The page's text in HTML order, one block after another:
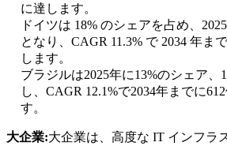
に達します。
ドイツは 18% のシェアを占め、
となり、CAGR 11.3% で 2034 年ま
します。
ブラジルは2025年に13%のシェア、
し、CAGR 12.1%で2034年までに
す。
大企業:大企業は、高度な IT インフラ